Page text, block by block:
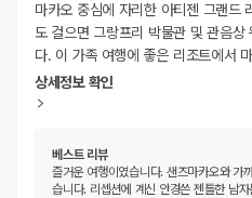
마카오 중심에 자리한 아티젠 그랜드
도 걸으면 그랑프리 박물관 및 관음상
다. 이 가족 여행에 좋은 리조트에서
상세정보 확인
베스트 리뷰
즐거운 여행이였습니다. 샌즈마카오와 가
습니다. 리셉션에 계신 안경쓴 젠틀한 남